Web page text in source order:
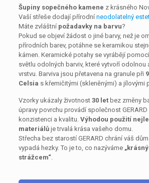
Šupiny sopečného kamene z krásného
Vaší střeše dodají přírodní neodolatelný
Máte zvláštní požadavky na barvu?
Pokud se objeví žádost o jiné barvy, než je
přírodních barev, potáhne se keramikou
kámen. Keramické potahy se vyrábějí
světlu odolných barviv, které vytvoří odolnou
vrstvu. Barviva jsou přetavena na granule při
Celsia s křemičitými (skleněnými) a jílovými
Vzorky ukázaly životnost 30 letbez změny
úpravy povrchu provádí společnost
konzistenci a kvalitu. Výhodou použití
materiálůje trvalá krása vašeho domu.
Střecha bez starostí GERARD chrání váš
vypadá hezky. To je to, co nazýváme
strážcem“.